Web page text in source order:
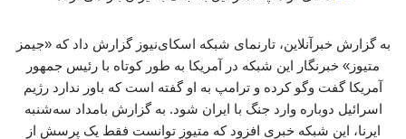
به گزارش خبرآنلاین، تارنمای شبکه اسکای‌نیوز گزارش داد که «جیمز
متیوز» خبرنگار این شبکه در آمریکا به‌ طور کوتاه با رئیس جمهور
آمریکا گفت‌ وگو کرده و ترامپ به او گفته است که باور ندارد رژیم
اسرائیل دوباره وارد جنگ با ایران شود. به گزارش بامداد سه‌شنبه
ایرنا، این شبکه خبری افزود که متیوز توانست فقط یک پرسش از